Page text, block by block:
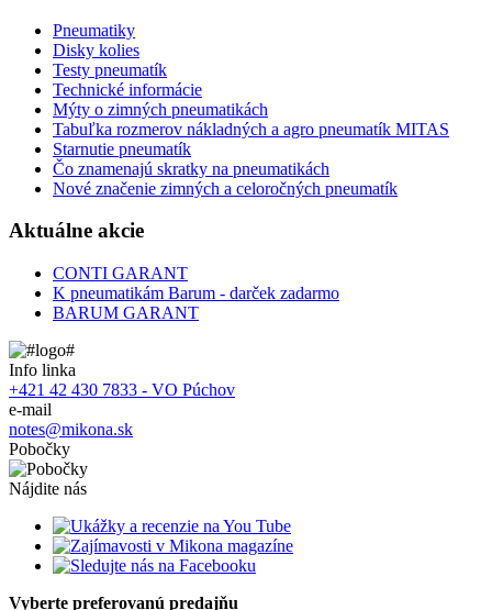
Pneumatiky
Disky kolies
Testy pneumatík
Technické informácie
Mýty o zimných pneumatikách
Tabuľka rozmerov nákladných a agro pneumatík MITAS
Starnutie pneumatík
Čo znamenajú skratky na pneumatikách
Nové značenie zimných a celoročných pneumatík
Aktuálne akcie
CONTI GARANT
K pneumatikám Barum - darček zadarmo
BARUM GARANT
Info linka
+421 42 430 7833 - VO Púchov
e-mail
notes@mikona.sk
Pobočky
Nájdite nás
Vyberte preferovanú predajňu